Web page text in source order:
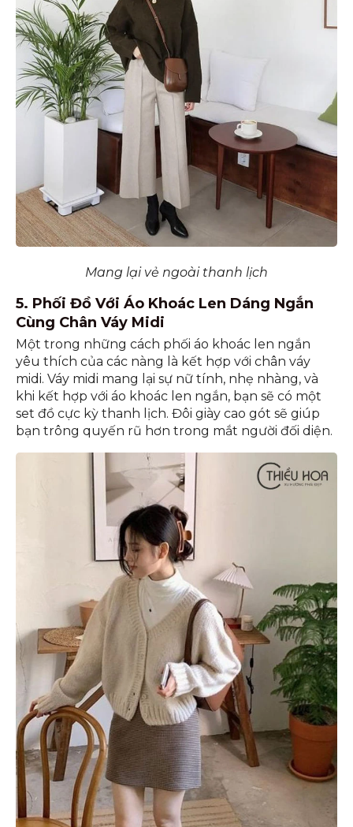
Mang lại vẻ ngoài thanh lịch
5. Phối Đồ Với Áo Khoác Len Dáng Ngắn
Cùng Chân Váy Midi
Một trong những cách phối áo khoác len ngắn
yêu thích của các nàng là kết hợp với chân váy
midi. Váy midi mang lại sự nữ tính, nhẹ nhàng, và
khi kết hợp với áo khoác len ngắn, bạn sẽ có một
set đồ cực kỳ thanh lịch. Đôi giày cao gót sẽ giúp
bạn trông quyến rũ hơn trong mắt người đối diện.